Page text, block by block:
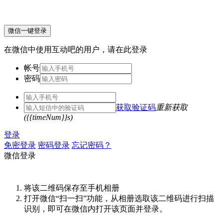
微信一键登录
在微信中使用互动吧的用户，请在此登录
帐号
密码
获取验证码重新获取
({{timeNum}}s)
登录
免密登录 密码登录 忘记密码？
微信登录
将该二维码保存至手机相册
打开微信“扫一扫”功能，从相册选取该二维码进行扫描
识别，即可在微信内打开该页面并登录。